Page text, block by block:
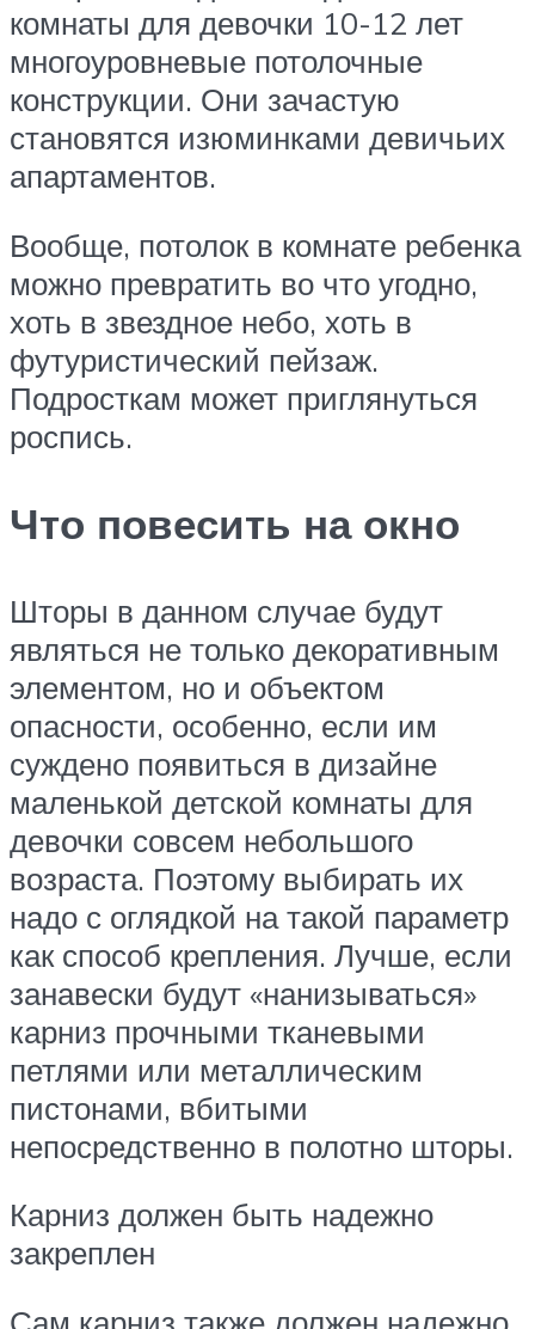
комнаты для девочки 10-12 лет
многоуровневые потолочные
конструкции. Они зачастую
становятся изюминками девичьих
апартаментов.
Вообще, потолок в комнате ребенка
можно превратить во что угодно,
хоть в звездное небо, хоть в
футуристический пейзаж.
Подросткам может приглянуться
роспись.
Что повесить на окно
Шторы в данном случае будут
являться не только декоративным
элементом, но и объектом
опасности, особенно, если им
суждено появиться в дизайне
маленькой детской комнаты для
девочки совсем небольшого
возраста. Поэтому выбирать их
надо с оглядкой на такой параметр
как способ крепления. Лучше, если
занавески будут «нанизываться»
карниз прочными тканевыми
петлями или металлическим
пистонами, вбитыми
непосредственно в полотно шторы.
Карниз должен быть надежно
закреплен